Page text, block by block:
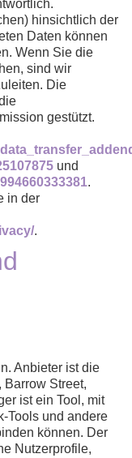
hinsichtlich der
Daten können
Wenn Sie die
sind wir
Die
gestützt.
und
.
in der
.
Anbieter ist die
Street,
ist ein Tool, mit
Tools und andere
können. Der
Nutzerprofile,